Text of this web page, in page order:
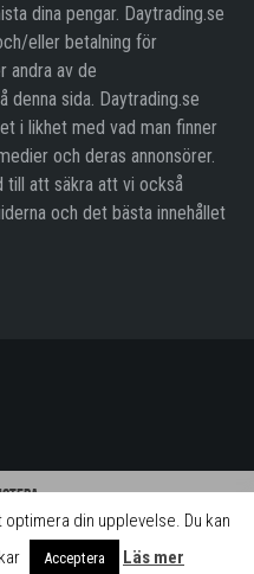
dina pengar. Daytrading.se
eller betalning för
andra av de
denna sida. Daytrading.se
i likhet med vad man finner
och deras annonsörer.
till att säkra att vi också
och det bästa innehållet
din upplevelse. Du kan
Acceptera Läs mer
av mäklarna på denna sida.
utveckla webbplatsen och göra
Stäng